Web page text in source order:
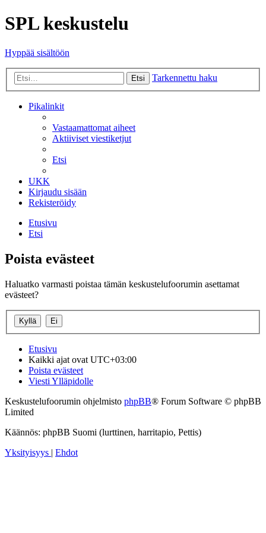
SPL keskustelu
Hyppää sisältöön
Etsi Tarkennettu haku
Pikalinkit
Vastaamattomat aiheet
Aktiiviset viestiketjut
Etsi
UKK
Kirjaudu sisään
Rekisteröidy
Etusivu
Etsi
Poista evästeet
Haluatko varmasti poistaa tämän keskustelufoorumin asettamat
evästeet?
Etusivu
Kaikki ajat ovat UTC+03:00
Poista evästeet
Viesti Ylläpidolle
Keskustelufoorumin ohjelmisto phpBB® Forum Software © phpBB
Limited
Käännös: phpBB Suomi (lurttinen, harritapio, Pettis)
Yksityisyys | Ehdot